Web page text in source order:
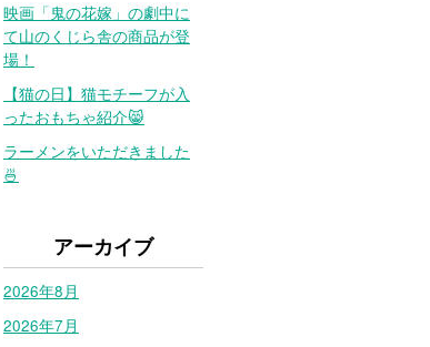
映画「鬼の花嫁」の劇中に
て山のくじら舎の商品が登
場！
【猫の日】猫モチーフが入
ったおもちゃ紹介😸
ラーメンをいただきました
🍜
アーカイブ
2026年8月
2026年7月